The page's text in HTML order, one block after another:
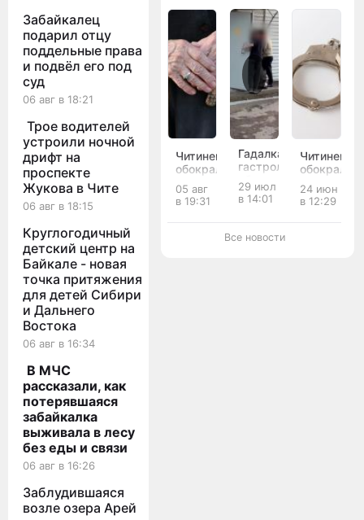
Забайкалец
подарил отцу
поддельные права
и подвёл его под
суд
06 авг в 18:21
Трое водителей
устроили ночной
дрифт на
проспекте
Жукова в Чите
06 авг в 18:15
Круглогодичный
детский центр на
Байкале - новая
точка притяжения
для детей Сибири
и Дальнего
Востока
06 авг в 16:34
В МЧС
рассказали, как
потерявшаяся
забайкалка
выживала в лесу
без еды и связи
06 авг в 16:26
Заблудившаяся
возле озера Арей
Читинец
обокрал
пенсионерку
на 20
тысяч
рублей
05 авг
в 19:31
Гадалка-
гастролер
обокрала
пенсионеров
в
обряда
29 июл
в 14:01
Читинец
обокрал
проникнув
в неё
24 июн
в 12:29
Все новости